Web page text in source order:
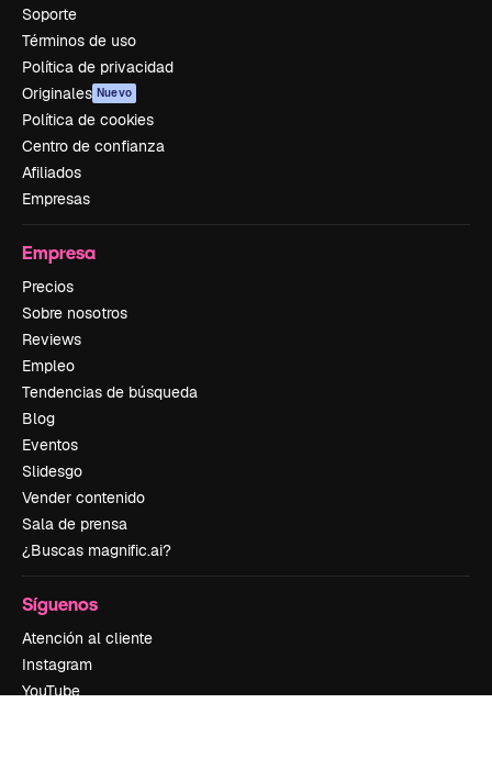
Soporte
Términos de uso
Política de privacidad
Originales Nuevo
Política de cookies
Centro de confianza
Afiliados
Empresas
Empresa
Precios
Sobre nosotros
Reviews
Empleo
Tendencias de búsqueda
Blog
Eventos
Slidesgo
Vender contenido
Sala de prensa
¿Buscas magnific.ai?
Síguenos
Atención al cliente
Instagram
YouTube